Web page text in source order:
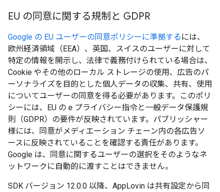
EU の同意に関する規制と GDPR
Google の EU ユーザーの同意ポリシーに準拠する には、
欧州経済領域（EEA）、英国、スイスのユーザーに対して
特定の情報を開示し、法律で義務付けられている場合は、
Cookie やその他のローカル ストレージの使用、広告のパ
ーソナライズを目的とした個人データの収集、共有、使用
についてユーザーの同意を得る必要があります。このポリ
シーには、EU の e プライバシー指令と一般データ保護規
則（GDPR）の要件が反映されています。パブリッシャー
様には、同意がメディエーション チェーン内の各広告ソ
ースに反映されていることを確認する責任があります。
Google は、同意に関するユーザーの選択をそのようなネ
ットワークに自動的に渡すことはできません。
SDK バージョン 12.0.0 以降、AppLovin は共有設定から同